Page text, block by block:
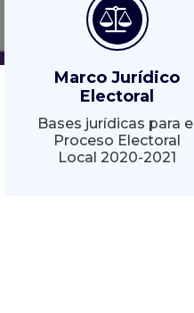
Marco Jurídico
Electoral
Bases jurídicas para el
Proceso Electoral
Local 2020-2021